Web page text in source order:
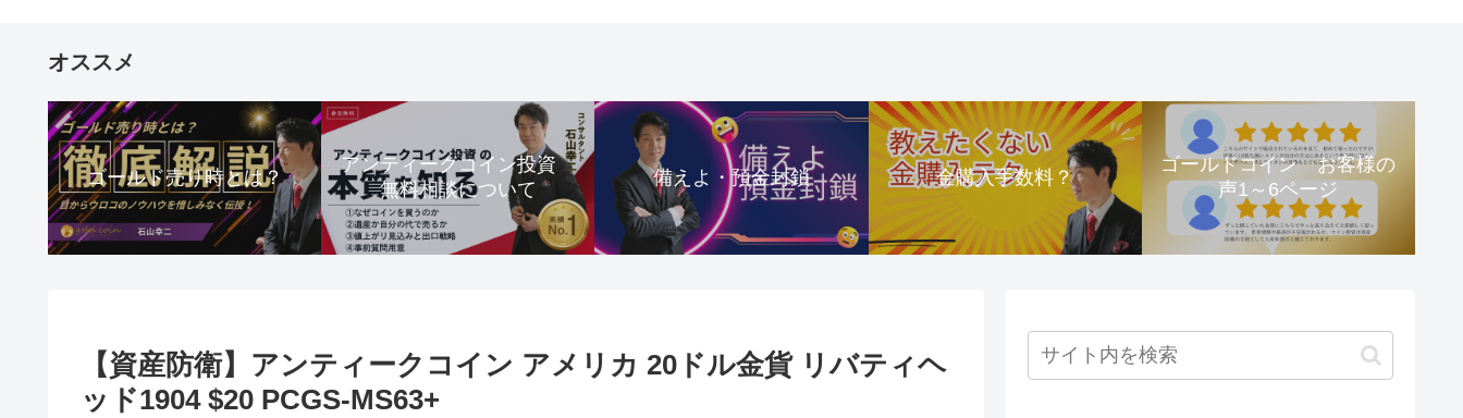
オススメ
ゴールド売り時とは？
アンティークコイン投資
無料相談について
備えよ・預金封鎖 金購入手数料？
ゴールドコイン お客様の
声1～6ページ
【資産防衛】アンティークコイン アメリカ 20ドル金貨 リバティヘ
ッド1904 $20 PCGS-MS63+